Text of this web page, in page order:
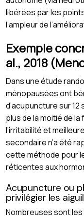
libérées par les
l’ampleur de
Exemple
al., 2018
Dans une étude
ménopausées ont
d’acupuncture sur
plus de la moitié de
l’irritabilité et
secondaire n’a été
cette méthode pour
réticentes aux
Acupuncture ou
privilégier les
Nombreuses sont